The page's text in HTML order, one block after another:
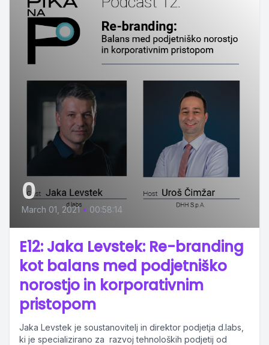
0
March 01, 2021 • 00:58:14
E12: Jaka Levstek: Re-branding
kot balans med podjetniško
norostjo in korporativnim
pristopom
Jaka Levstek je soustanovitelj in direktor podjetja d.labs,
ki je specializirano za razvoj tehnoloških podjetij od